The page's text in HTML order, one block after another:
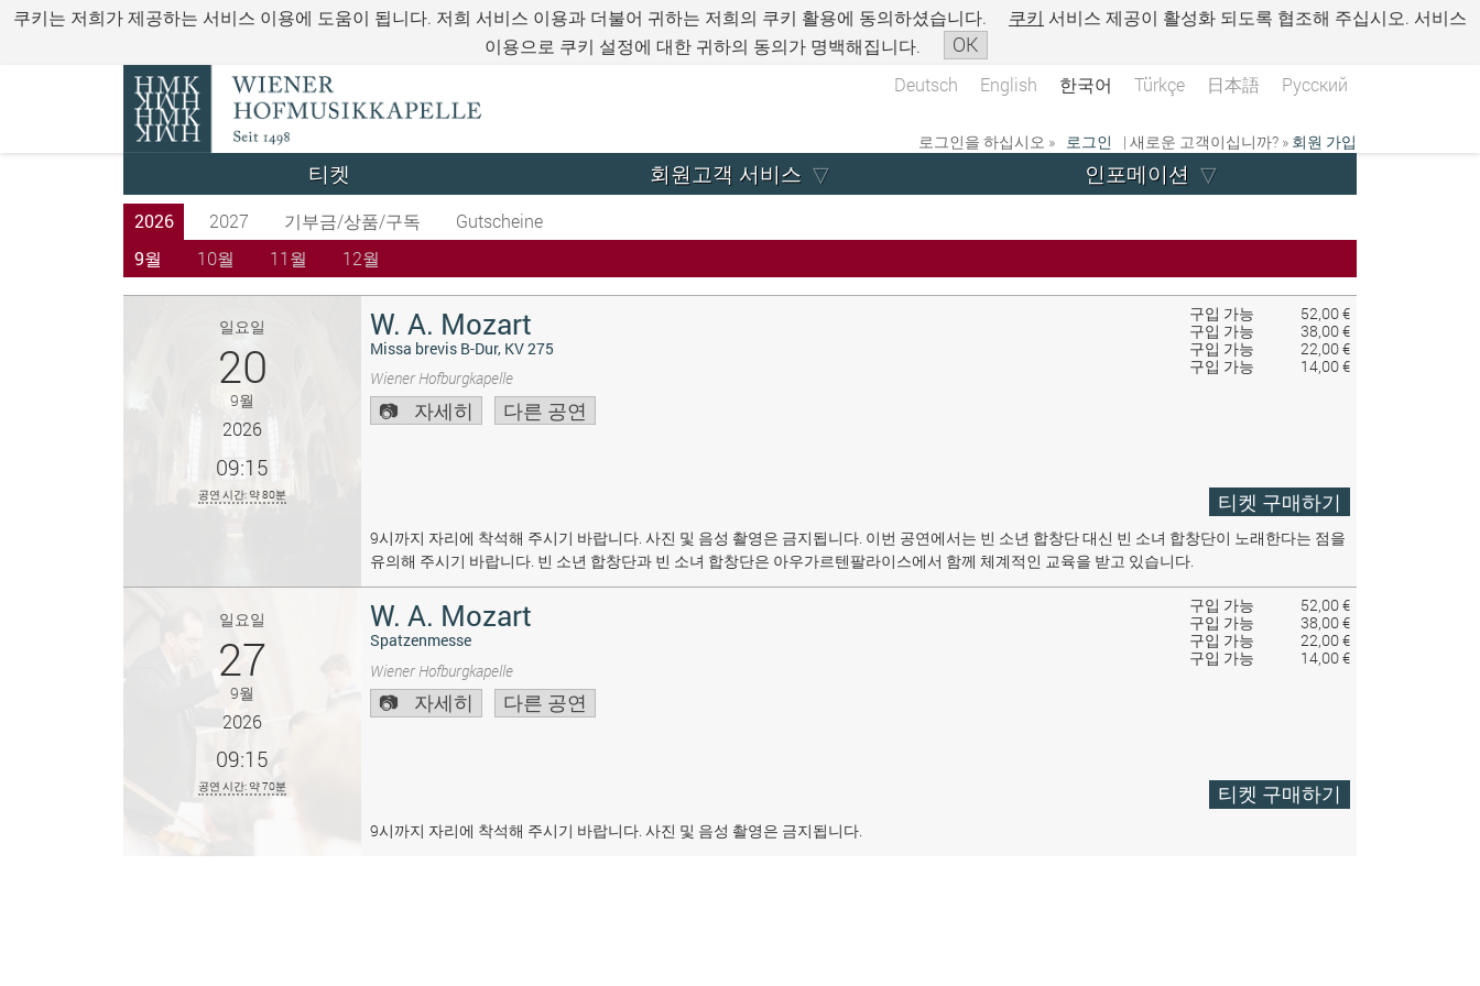
쿠키는 저희가 제공하는 서비스 이용에 도움이 됩니다. 저희 서비스 이용과 더불어 귀하는 저희의 쿠키 활용에 동의하셨습니다. 쿠키 서비스 제공이 활성화 되도록 협조해 주십시오. 서비스
이용으로 쿠키 설정에 대한 귀하의 동의가 명백해집니다.
OK
Deutsch English 한국어 Türkçe 日本語 Русский
로그인을 하십시오 » 로그인 | 새로운 고객이십니까? » 회원 가입
티켓 회원고객 서비스 인포메이션
2026 2027 기부금/상품/구독
Gutscheine
9월
10월 11월 12월
구입 가능
52,00 €
구입 가능
38,00 €
구입 가능
22,00 €
구입 가능
14,00 €
일요일
20
9월
2026
09:15
공연 시간: 약 80분
W. A. Mozart
Missa brevis B-Dur, KV 275
Wiener Hofburgkapelle
자세히 다른 공연
티켓 구매하기
9시까지 자리에 착석해 주시기 바랍니다. 사진 및 음성 촬영은 금지됩니다. 이번 공연에서는 빈 소년 합창단 대신 빈 소녀 합창단이 노래한다는 점을
유의해 주시기 바랍니다. 빈 소년 합창단과 빈 소녀 합창단은 아우가르텐팔라이스에서 함께 체계적인 교육을 받고 있습니다.
구입 가능
52,00 €
구입 가능
38,00 €
구입 가능
22,00 €
구입 가능
14,00 €
일요일
27
9월
2026
09:15
공연 시간: 약 70분
W. A. Mozart
Spatzenmesse
Wiener Hofburgkapelle
자세히 다른 공연
티켓 구매하기
9시까지 자리에 착석해 주시기 바랍니다. 사진 및 음성 촬영은 금지됩니다.